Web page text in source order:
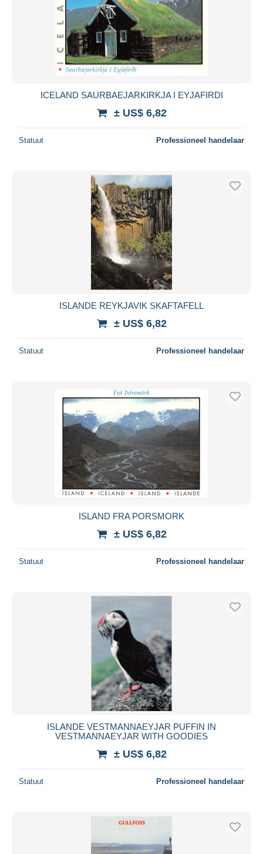
ICELAND SAURBAEJARKIRKJA I EYJAFIRDI
± US$ 6,82
Statuut Professioneel handelaar
ISLANDE REYKJAVIK SKAFTAFELL
± US$ 6,82
Statuut Professioneel handelaar
ISLAND FRA PORSMORK
± US$ 6,82
Statuut Professioneel handelaar
ISLANDE VESTMANNAEYJAR PUFFIN IN
VESTMANNAEYJAR WITH GOODIES
± US$ 6,82
Statuut Professioneel handelaar